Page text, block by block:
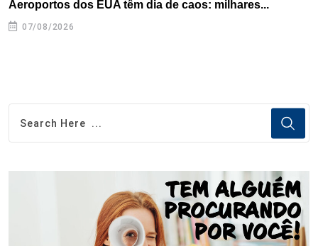
Aeroportos dos EUA têm dia de caos: milhares...
07/08/2026